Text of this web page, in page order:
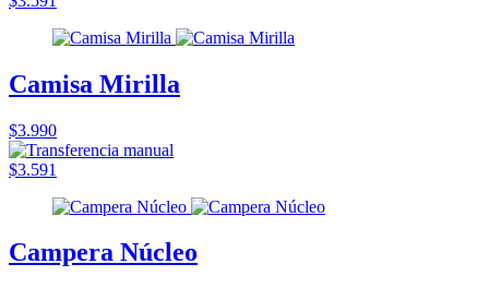
Camisa Mirilla
$3.990
$3.591
Campera Núcleo